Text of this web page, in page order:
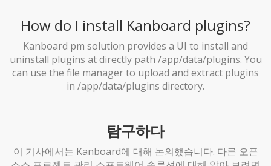
How do I install Kanboard plugins?
Kanboard pm solution provides a UI to install and
uninstall plugins at directly path /app/data/plugins. You
can use the file manager to upload and extract plugins
in /app/data/plugins directory.
탐구하다
이 기사에서는 Kanboard에 대해 논의했습니다. 다른 오픈